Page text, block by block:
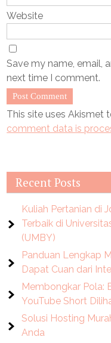
Website
Save my name, email,
next time I comment.
This site uses Akismet
comment data is
Recent Posts
Kuliah Pertanian di
Terbaik di
(UMBY)
Panduan Lengkap
Dapat Cuan dari
Membongkar Pola:
YouTube Short
Solusi Hosting
Anda